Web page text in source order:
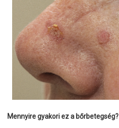
Mennyire gyakori ez a bőrbetegség?